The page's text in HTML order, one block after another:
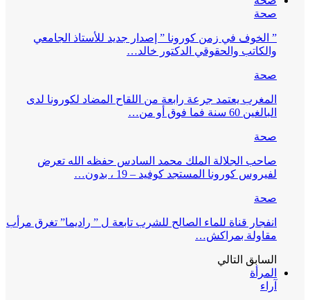
صحة
” الخوف في زمن كورونا ” إصدار جديد للأستاذ الجامعي
والكاتب والحقوقي الدكتور خالد…
صحة
المغرب يعتمد جرعة رابعة من اللقاح المضاد لكورونا لدى
البالغين 60 سنة فما فوق أو من…
صحة
صاحب الجلالة الملك محمد السادس حفظه الله تعرض
لفيروس كورونا المستجد كوفيد – 19 ، بدون…
صحة
انفجار قناة للماء الصالح للشرب تابعة ل ” راديما” تغرق مرأب
مقاولة بمراكش…
السابق التالي
المرأة
آراء